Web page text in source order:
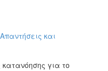
και
κατανόησης για το